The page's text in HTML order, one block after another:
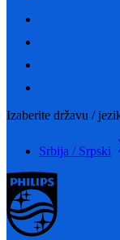
Izaberite državu /
Srbija / Srpski